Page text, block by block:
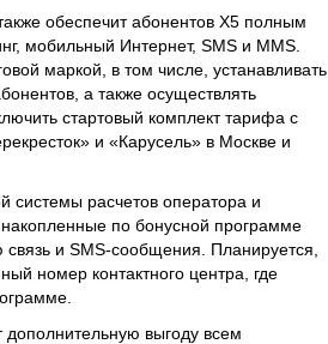
обеспечит абонентов X5 полным
мобильный Интернет, SMS и MMS.
маркой, в том числе, устанавливать
а также осуществлять
стартовый комплект тарифа с
и «Карусель» в Москве и
системы расчетов оператора и
по бонусной программе
связь и SMS-сообщения. Планируется,
номер контактного центра, где
дополнительную выгоду всем